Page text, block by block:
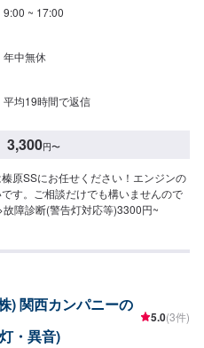
9:00 ~ 17:00
年中無休
平均19時間で返信
3,300円〜
原SSにお任せください！エンジンの
す。ご相談だけでも構いませんので
障診断(警告灯対応等)3300円~
) 関西カンパニーの
・異音)
5.0(3件)